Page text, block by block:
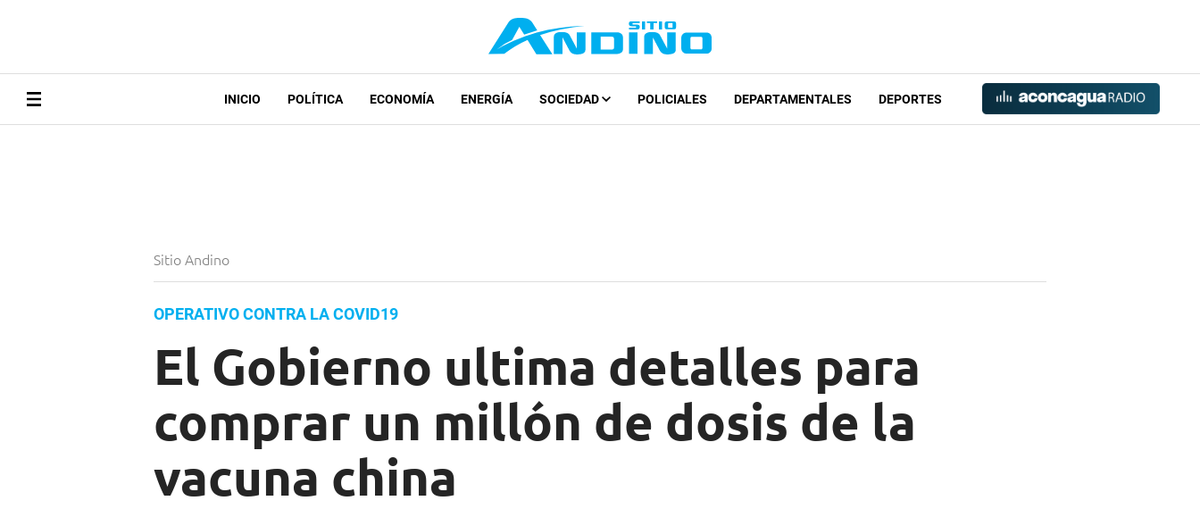
INICIO POLÍTICA ECONOMÍA ENERGÍA SOCIEDAD POLICIALES DEPARTAMENTALES DEPORTES
Sitio Andino
OPERATIVO CONTRA LA COVID19
El Gobierno ultima detalles para
comprar un millón de dosis de la
vacuna china